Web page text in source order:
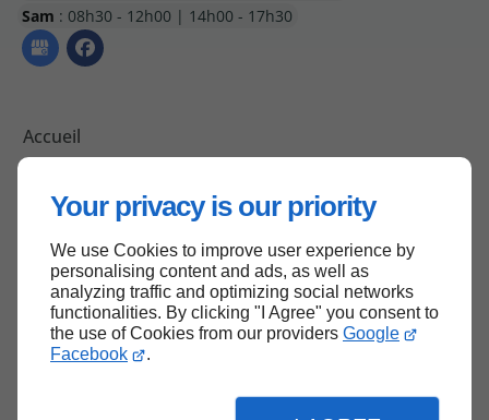
Your privacy is our priority
We use Cookies to improve user experience by
personalising content and ads, as well as
analyzing traffic and optimizing social networks
functionalities. By clicking "I Agree" you consent to
the use of Cookies from our providers Google
Facebook
.
Sam : 08h30 - 12h00 | 14h00 - 17h30
Accueil
Mentions légales
Contactez-nous
Haut de page